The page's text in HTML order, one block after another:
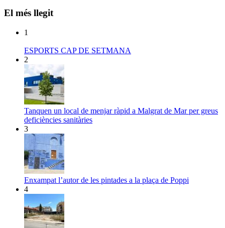
El més llegit
1
ESPORTS CAP DE SETMANA
2
Tanquen un local de menjar ràpid a Malgrat de Mar per greus
deficiències sanitàries
3
Enxampat l’autor de les pintades a la plaça de Poppi
4